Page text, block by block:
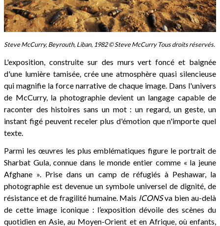
Steve McCurry, Beyrouth, Liban, 1982 © Steve McCurry Tous droits réservés.
L'exposition, construite sur des murs vert foncé et baignée
d'une lumière tamisée, crée une atmosphère quasi silencieuse
qui magnifie la force narrative de chaque image. Dans l'univers
de McCurry, la photographie devient un langage capable de
raconter des histoires sans un mot : un regard, un geste, un
instant figé peuvent receler plus d'émotion que n'importe quel
texte.
Parmi les œuvres les plus emblématiques figure le portrait de
Sharbat Gula, connue dans le monde entier comme « la jeune
Afghane ». Prise dans un camp de réfugiés à Peshawar, la
photographie est devenue un symbole universel de dignité, de
résistance et de fragilité humaine. Mais ICONSva bien au-delà
de cette image iconique : l’exposition dévoile des scènes du
quotidien en Asie, au Moyen-Orient et en Afrique, où enfants,